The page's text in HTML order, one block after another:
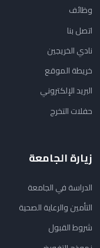
وظائف
اتصل بنا
نادي الخريجين
خريطة الموقع
البريد الإلكتروني
حفلات التخرج
زيارة الجامعة
الدراسة في الجامعة
التأمين والرعاية الصحية
شروط القبول